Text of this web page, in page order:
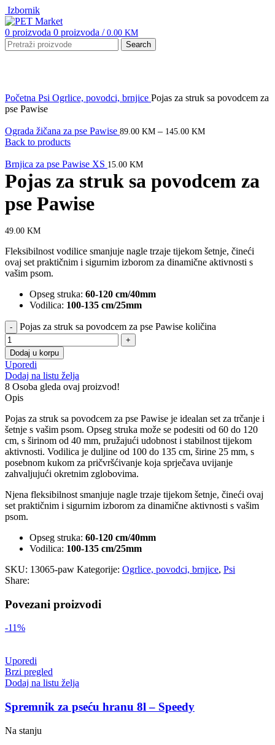
Izbornik
0 proizvoda 0 proizvoda / 0.00 KM
Search
Početna Psi Ogrlice, povodci, brnjice Pojas za struk sa povodcem za
pse Pawise
Ograda žičana za pse Pawise 89.00 KM – 145.00 KM
Back to products
Brnjica za pse Pawise XS 15.00 KM
Pojas za struk sa povodcem za
pse Pawise
49.00 KM
Fleksibilnost vodilice smanjuje nagle trzaje tijekom šetnje, čineći
ovaj set praktičnim i sigurnim izborom za dinamične aktivnosti s
vašim psom.
Opseg struka: 60-120 cm/40mm
Vodilica: 100-135 cm/25mm
Pojas za struk sa povodcem za pse Pawise količina
Dodaj u korpu
Uporedi
Dodaj na listu želja
8 Osoba gleda ovaj proizvod!
Opis
Pojas za struk sa povodcem za pse Pawise je idealan set za trčanje i
šetnje s vašim psom. Opseg struka može se podesiti od 60 do 120
cm, s širinom od 40 mm, pružajući udobnost i stabilnost tijekom
aktivnosti. Vodilica je duljine od 100 do 135 cm, širine 25 mm, s
posebnom kukom za pričvršćivanje koja sprječava uvijanje
zahvaljujući okretnim zglobovima.
Njena fleksibilnost smanjuje nagle trzaje tijekom šetnje, čineći ovaj
set praktičnim i sigurnim izborom za dinamične aktivnosti s vašim
psom.
Opseg struka: 60-120 cm/40mm
Vodilica: 100-135 cm/25mm
SKU: 13065-paw Kategorije: Ogrlice, povodci, brnjice, Psi
Share:
Povezani proizvodi
-11%
Uporedi
Brzi pregled
Dodaj na listu želja
Spremnik za pseću hranu 8l – Speedy
Na stanju